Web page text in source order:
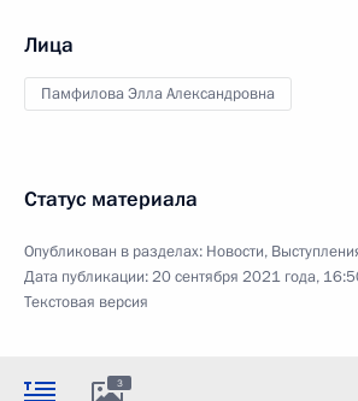
Лица
Памфилова Элла Александровна
Статус материала
Опубликован в разделах: Новости,
Дата публикации:20 сентября 2021 года,
Текстовая версия
3